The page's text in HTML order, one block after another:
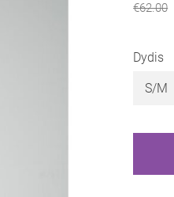
€62.00
Dydis